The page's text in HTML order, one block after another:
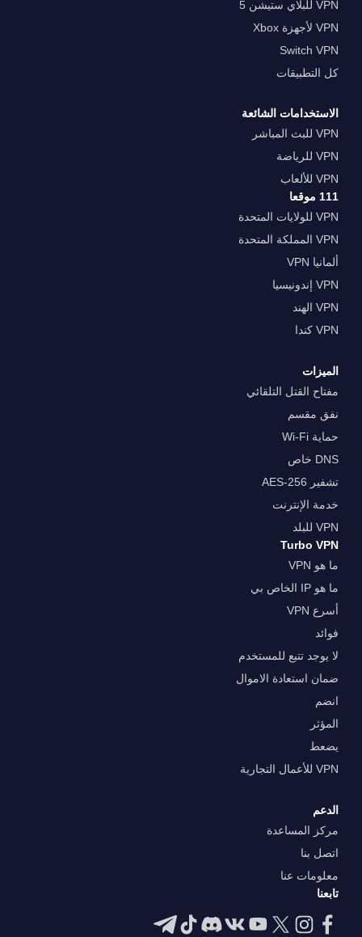
VPN للبلاي ستيشن 5
VPN لأجهزة Xbox
Switch VPN
كل التطبيقات
الاستخدامات الشائعة
VPN للبث المباشر
VPN للرياضة
VPN للألعاب
111 موقعا
VPN للولايات المتحدة
VPN المملكة المتحدة
ألمانيا VPN
VPN إندونيسيا
VPN الهند
VPN كندا
الميزات
مفتاح القتل التلقائي
نفق مقسم
حماية Wi-Fi
DNS خاص
تشفير AES-256
خدمة الإنترنت
VPN للبلد
Turbo VPN
ما هو VPN
ما هو IP الخاص بي
أسرع VPN
فوائد
لا يوجد تتبع للمستخدم
ضمان استعادة الاموال
انضم
المؤثر
يضعط
VPN للأعمال التجارية
الدعم
مركز المساعدة
اتصل بنا
معلومات عنا
تابعنا